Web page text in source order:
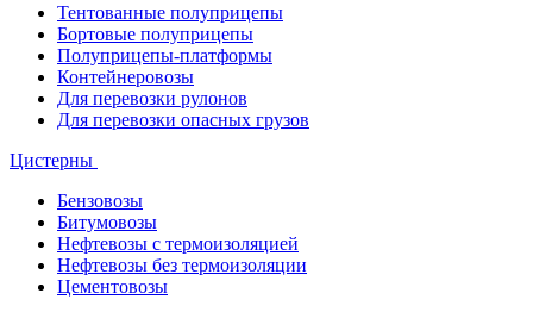
Тентованные полуприцепы
Бортовые полуприцепы
Полуприцепы-платформы
Контейнеровозы
Для перевозки рулонов
Для перевозки опасных грузов
Цистерны
Бензовозы
Битумовозы
Нефтевозы с термоизоляцией
Нефтевозы без термоизоляции
Цементовозы